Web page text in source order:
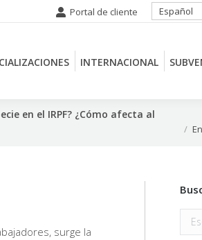
Portal de cliente Español
INTERNACIONAL
en el IRPF? ¿Cómo afecta al
surge la